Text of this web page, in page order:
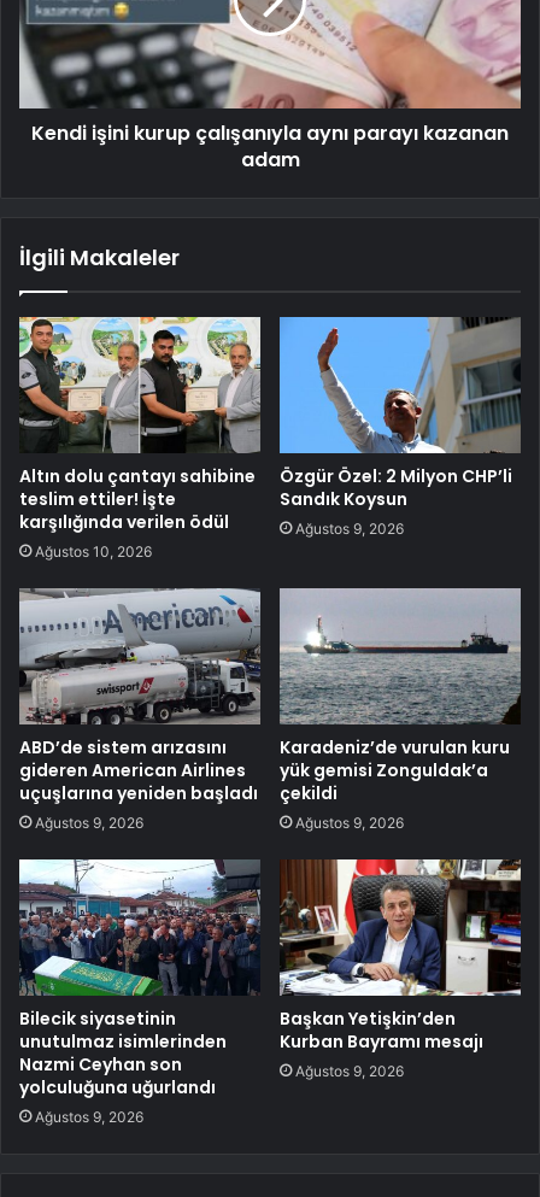
Kendi işini kurup çalışanıyla aynı parayı kazanan
adam
İlgili Makaleler
Altın dolu çantayı sahibine
teslim ettiler! İşte
karşılığında verilen ödül
Ağustos 10, 2026
Özgür Özel: 2 Milyon CHP’li
Sandık Koysun
Ağustos 9, 2026
ABD’de sistem arızasını
gideren American Airlines
uçuşlarına yeniden başladı
Ağustos 9, 2026
Karadeniz’de vurulan kuru
yük gemisi Zonguldak’a
çekildi
Ağustos 9, 2026
Bilecik siyasetinin
unutulmaz isimlerinden
Nazmi Ceyhan son
yolculuğuna uğurlandı
Ağustos 9, 2026
Başkan Yetişkin’den
Kurban Bayramı mesajı
Ağustos 9, 2026